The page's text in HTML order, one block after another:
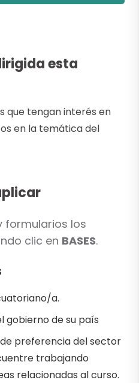
esta
que tengan interés en
en la temática del
formularios los
clic en BASES.
a.
gobierno de su país
preferencia del sector
trabajando
relacionadas al curso.